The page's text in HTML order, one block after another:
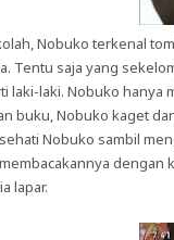
Nobuko terkenal
Tentu saja yang
laki-laki. Nobuko hanya
buku, Nobuko kaget
Nobuko sambil
dengan
lapar.